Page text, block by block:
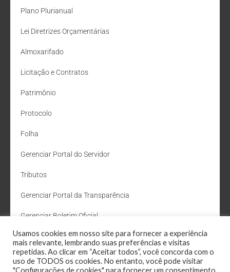
Plano Plurianual
Lei Diretrizes Orçamentárias
Almoxarifado
Licitação e Contratos
Patrimônio
Protocolo
Folha
Gerenciar Portal do Servidor
Tributos
Gerenciar Portal da Transparência
Gerenciar Boletim Oficial
Departamento de Água e Esgoto
Administração Site
Usamos cookies em nosso site para fornecer a experiência
mais relevante, lembrando suas preferências e visitas
repetidas. Ao clicar em “Aceitar todos”, você concorda com o
uso de TODOS os cookies. No entanto, você pode visitar
"Configurações de cookies" para fornecer um consentimento